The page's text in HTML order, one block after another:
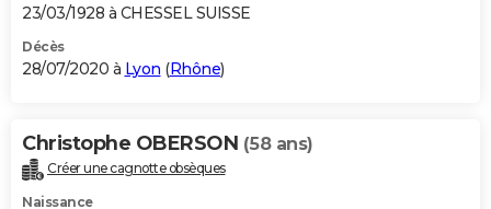
23/03/1928 à CHESSEL SUISSE
Décès
28/07/2020 à Lyon (Rhône)
Christophe OBERSON (58 ans)
Créer une cagnotte obsèques
Naissance